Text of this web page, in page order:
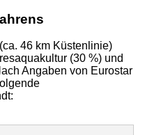
46 km Küstenlinie)
(30 %) und
Angaben von Eurostar